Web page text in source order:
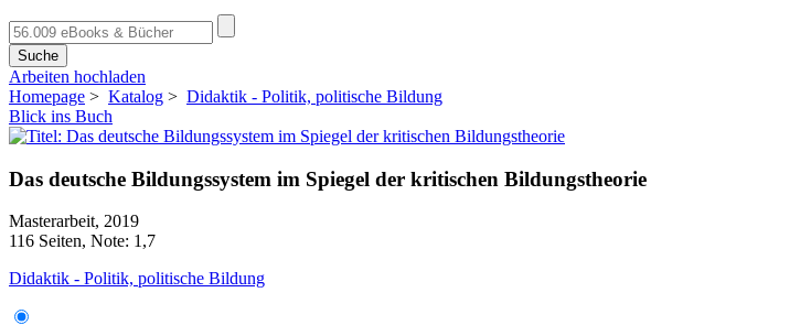
Suche
Arbeiten hochladen
Homepage > Katalog > Didaktik - Politik, politische Bildung
Blick ins Buch
Das deutsche Bildungssystem im Spiegel der kritischen Bildungstheorie
Masterarbeit, 2019
116 Seiten, Note: 1,7
Didaktik - Politik, politische Bildung